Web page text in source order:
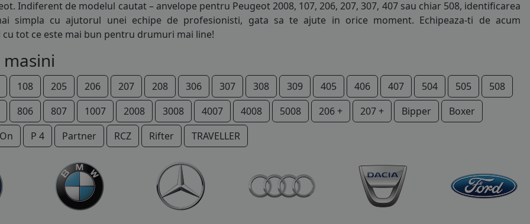
Indiferent de modelul cautat – anvelope pentru Peugeot 2008, 107, 206, 207, 307, 407 sau chiar 508, identificarea
simpla cu ajutorul unei echipe de profesionisti, gata sa te ajute in orice moment. Echipeaza-ti de acum
tot ce este mai bun pentru drumuri mai line!
108 205 206 207 208 306 307 308 309 405 406 407 504 505
508
806 807 1007 2008 3008 4007 4008 5008 206 + 207 + Bipper
Boxer
P 4 Partner RCZ Rifter TRAVELLER